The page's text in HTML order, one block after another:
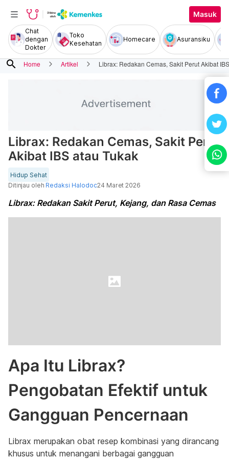
Masuk
Chat
dengan
Dokter
Toko
Kesehatan
Homecare Asuransiku
search Home Artikel Librax: Redakan Cemas, Sakit Perut Akibat
Librax: Redakan Cemas, Sakit Perut
Akibat IBS atau Tukak
Hidup Sehat
Ditinjau oleh Redaksi Halodoc24 Maret 2026
Librax: Redakan Sakit Perut, Kejang, dan Rasa Cemas
Apa Itu Librax?
Pengobatan Efektif untuk
Gangguan Pencernaan
Librax merupakan obat resep kombinasi yang dirancang
khusus untuk menangani berbagai gangguan